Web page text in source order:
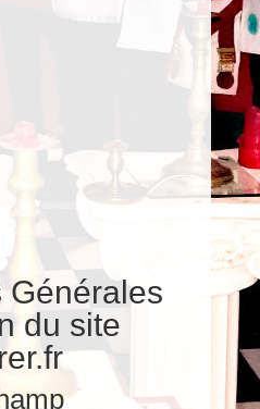
Générales
du site